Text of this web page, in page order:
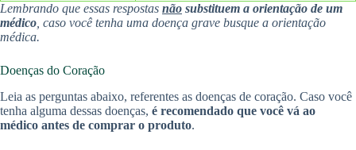
Lembrando que essas respostas não substituem a orientação de um
médico , caso você tenha uma doença grave busque a orientação
médica.
Doenças do Coração
Leia as perguntas abaixo, referentes as doenças de coração. Caso você
tenha alguma dessas doenças, é recomendado que você vá ao
médico antes de comprar o produto.